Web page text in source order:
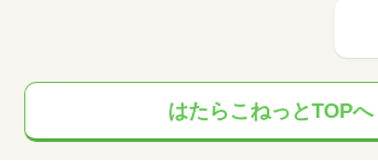
はたらこねっとTOPへ